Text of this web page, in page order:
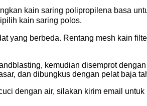
kain saring polipropilena basa
kain saring polos.
yang berbeda. Rentang mesh kain
kemudian disemprot
dan dibungkus dengan pelat baja
dengan air, silakan kirim email untuk